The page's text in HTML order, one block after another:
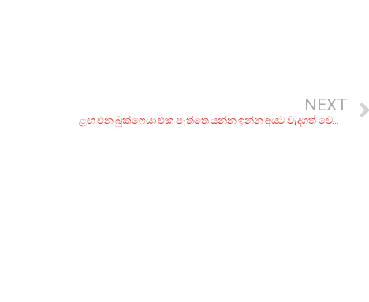
NEXT
ළඟ එන බුක්ෆෙයා එක පැත්තෙ යන්න ඉන්න අයට වැදගත් වෙන ගයිඩ් එකක්